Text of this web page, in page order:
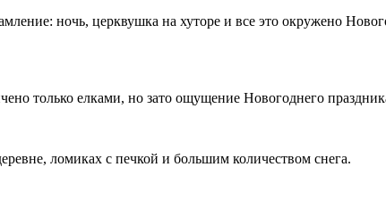
ночь, церквушка на хуторе и все это окружено
только елками, но зато ощущение Новогоднего
ломиках с печкой и большим количеством снега.